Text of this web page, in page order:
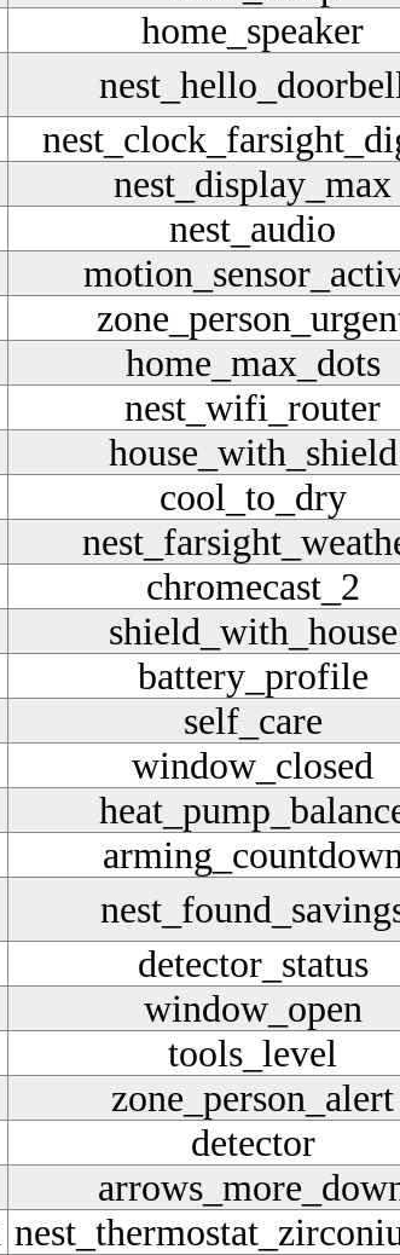
home_speaker
nest_display_max
nest_audio
home_max_dots
nest_wifi_router
house_with_shield
cool_to_dry
chromecast_2
shield_with_house
battery_profile
self_care
window_closed
arming_countdown
detector_status
window_open
tools_level
zone_person_alert
detector